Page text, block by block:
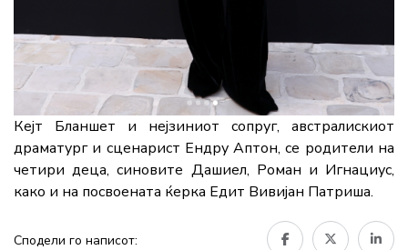
Кејт Бланшет и нејзиниот сопруг, австралискиот
драматург и сценарист Ендру Аптон, се родители на
четири деца, синовите Дашиел, Роман и Игнациус,
како и на посвоената ќерка Едит Вивијан Патриша.
Сподели го написот: